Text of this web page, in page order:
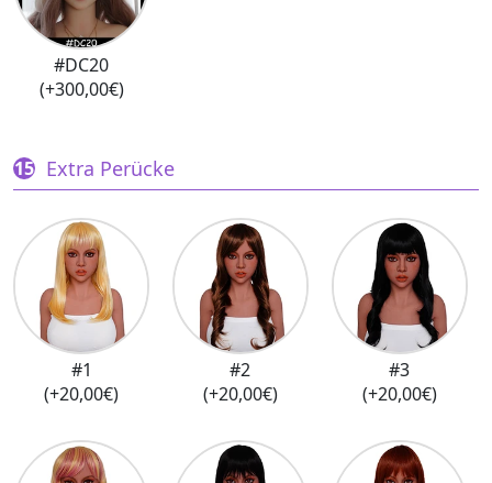
#DC20
(+300,00€)
Extra Perücke
#1
(+20,00€)
#2
(+20,00€)
#3
(+20,00€)